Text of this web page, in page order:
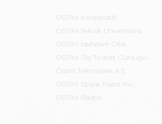
OSTİM Kooperatifi
OSTİM Teknik Üniversitesi
OSTİM İstihdam Ofisi
OSTİM Dış Ticaret Günlüğü
Ostim Teknopark A.Ş.
OSTİM Spare Parts Inc.
OSTİM Radyo